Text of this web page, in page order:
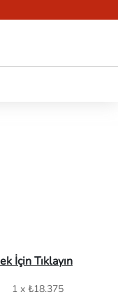
İçin Tıklayın
1 x ₺18.375